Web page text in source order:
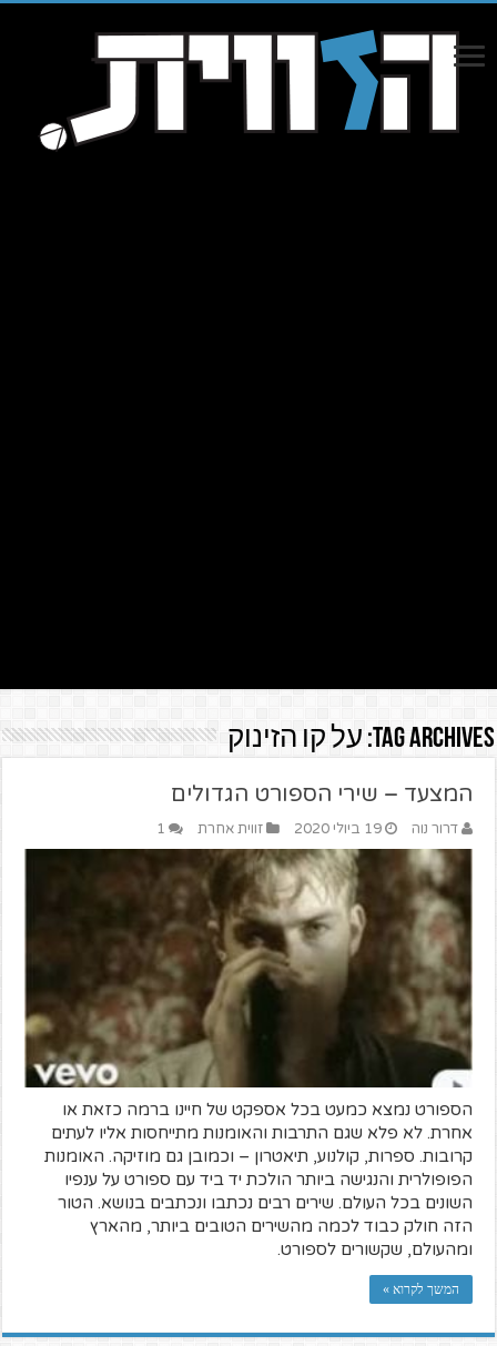
Tag Archives: על קו הזינוק
המצעד – שירי הספורט הגדולים
דרור נוה 19 ביולי 2020 זווית אחרת 1
הספורט נמצא כמעט בכל אספקט של חיינו ברמה כזאת או
אחרת. לא פלא שגם התרבות והאומנות מתייחסות אליו לעתים
קרובות. ספרות, קולנוע, תיאטרון – וכמובן גם מוזיקה. האומנות
הפופולרית והנגישה ביותר הולכת יד ביד עם ספורט על ענפיו
השונים בכל העולם. שירים רבים נכתבו ונכתבים בנושא. הטור
הזה חולק כבוד לכמה מהשירים הטובים ביותר, מהארץ
ומהעולם, שקשורים לספורט.
המשך לקרוא »